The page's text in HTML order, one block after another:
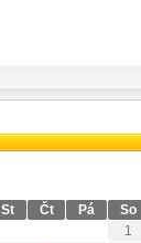
St Čt Pá So
1